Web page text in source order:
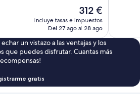
El
precio
actual
de
312 €
312 €
incluye tasas e impuestos
Del 27 ago al 28 ago
un vistazo a las ventajas y los
que puedes disfrutar. Cuantas más
gratis